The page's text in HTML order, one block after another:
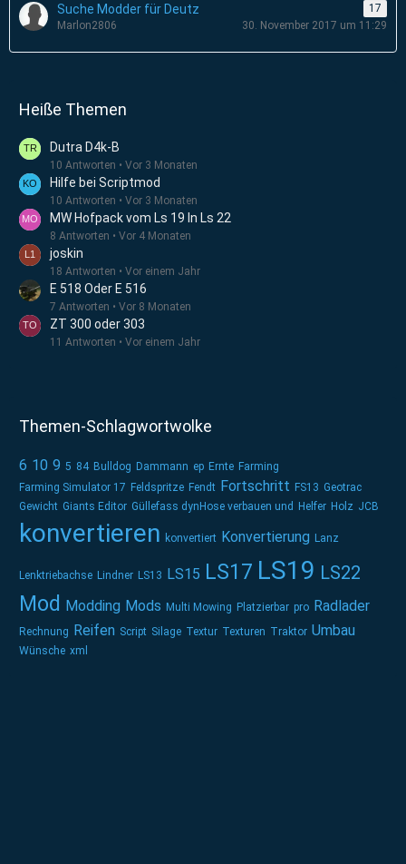
Suche Modder für Deutz
17
Marlon2806
30. November 2017 um 11:29
Heiße Themen
Dutra D4k-B
10 Antworten Vor 3 Monaten
Hilfe bei Scriptmod
10 Antworten Vor 3 Monaten
MW Hofpack vom Ls 19 In Ls 22
8 Antworten Vor 4 Monaten
joskin
18 Antworten Vor einem Jahr
E 518 Oder E 516
7 Antworten Vor 8 Monaten
ZT 300 oder 303
11 Antworten Vor einem Jahr
Themen-Schlagwortwolke
6 10 9 5 84 Bulldog Dammann ep Ernte Farming
Farming Simulator 17 Feldspritze Fendt Fortschritt FS13 Geotrac
Gewicht Giants Editor Güllefass dynHose verbauen und Helfer Holz JCB
konvertieren konvertiert Konvertierung Lanz
Lenktriebachse Lindner LS13 LS15 LS17 LS19 LS22
Mod Modding Mods Multi Mowing Platzierbar pro Radlader
Rechnung Reifen Script Silage Textur Texturen Traktor Umbau
Wünsche xml